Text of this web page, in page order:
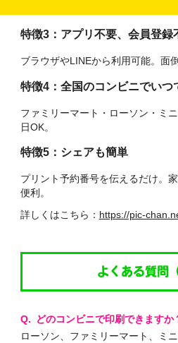
特徴3：アプリ不要、会員登録
ブラウザやLINEから利用可能。面
特徴4：全国のコンビニでいつ
ファミリーマート・ローソン・ミ
日OK。
特徴5：シェアも簡単
プリント予約番号を伝えるだけ。
便利。
詳しくはこちら： https://pic-
よくある質問
どのコンビニで印刷できますか
ローソン、ファミリーマート、ミ